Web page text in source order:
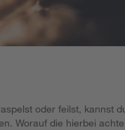
oder feilst, kannst
Worauf die hierbei